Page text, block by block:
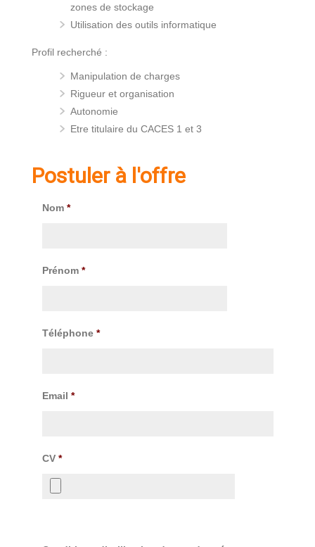
zones de stockage
Utilisation des outils informatique
Profil recherché :
Manipulation de charges
Rigueur et organisation
Autonomie
Etre titulaire du CACES 1 et 3
Postuler à l'offre
Nom *
Prénom *
Téléphone *
Email *
CV *